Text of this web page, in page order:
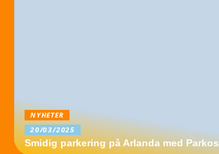
NYHETER
20/03/2025
Smidig parkering på Arlanda med Parkos